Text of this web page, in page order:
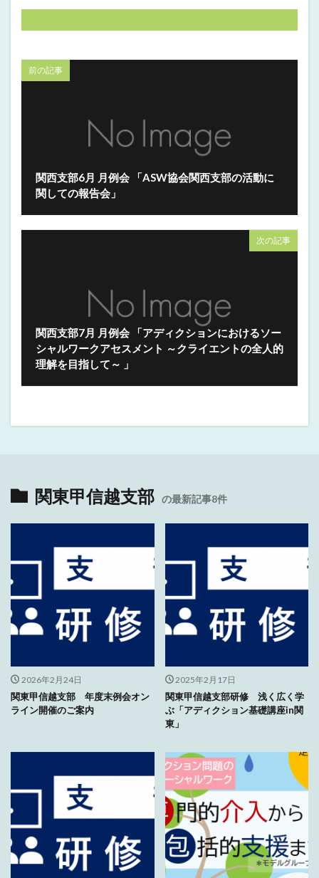
前の記事
関西支部6月 月例会 「ASW協会関西支部の活動に
関しての報告会」
次の記事
関西支部7月 月例会 「アディクションにおけるソー
シャルワークアセスメント ～クライエントの全人的
理解を目指して～ 」
関東甲信越支部 の最新記事8件
2026年2月24日
関東甲信越支部 年度末例会オン
ライン開催のご案内
2025年2月17日
関東甲信越支部研修 浅く広く学
ぶ「アディクション基礎講座in関
東」